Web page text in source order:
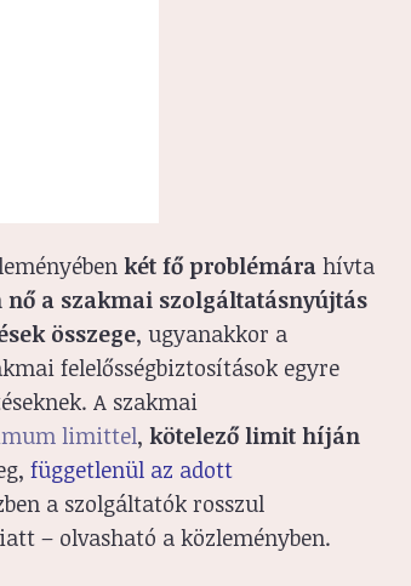
két fő problémára hívta
nő a szakmai szolgáltatásnyújtás
összege, ugyanakkor a
felelősségbiztosítások egyre
A szakmai
limittel, kötelező limit híján
függetlenül az adott
a szolgáltatók rosszul
– olvasható a közleményben.